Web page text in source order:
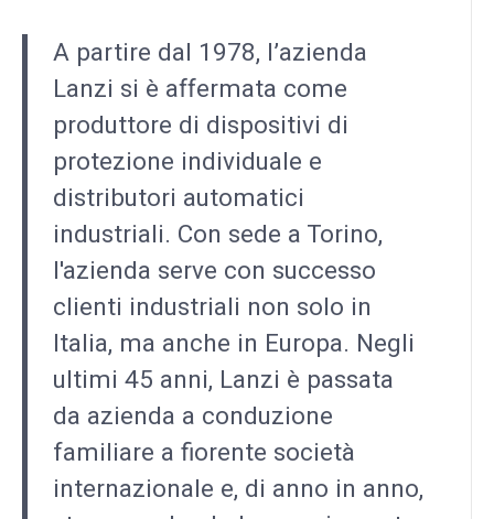
A partire dal 1978, l’azienda
Lanzi si è affermata come
produttore di dispositivi di
protezione individuale e
distributori automatici
industriali. Con sede a Torino,
l'azienda serve con successo
clienti industriali non solo in
Italia, ma anche in Europa. Negli
ultimi 45 anni, Lanzi è passata
da azienda a conduzione
familiare a fiorente società
internazionale e, di anno in anno,